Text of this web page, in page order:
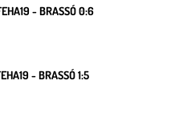
- BRASSÓ 0:6
- BRASSÓ 1:5